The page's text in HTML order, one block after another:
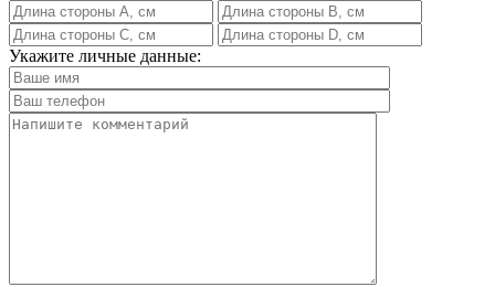
Укажите личные данные: